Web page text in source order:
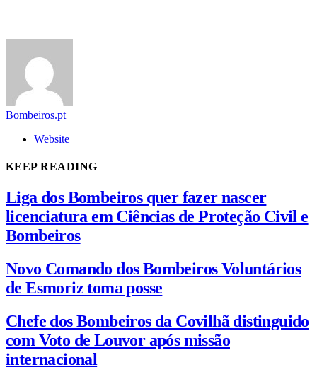
Bombeiros.pt
Website
KEEP READING
Liga dos Bombeiros quer fazer nascer
licenciatura em Ciências de Proteção Civil e
Bombeiros
Novo Comando dos Bombeiros Voluntários
de Esmoriz toma posse
Chefe dos Bombeiros da Covilhã distinguido
com Voto de Louvor após missão
internacional